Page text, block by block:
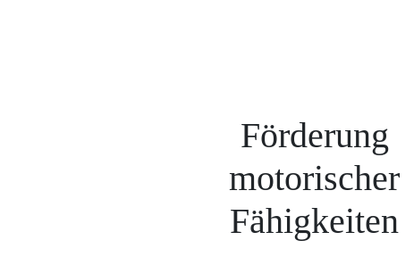
Förderung
motorischer
Fähigkeiten